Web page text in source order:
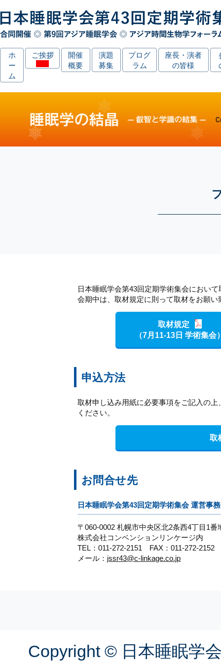
ホ
ー
ム
ご挨拶
開催
概要
演題
募集
プログ
ラム
座長・演者
の皆様
日本睡眠学会第43回定期学術集会におい
会期中は、取材規定に則って取材をお願い
取材規定
（7月11-13日 学術集会
申込方法
取材申し込み用紙に必要事項をご記入の上
ください。
取
お問合せ先
日本睡眠学会第43回定期学術集会 運営事
〒060-0002 札幌市中央区北2条西4丁目1番
株式会社コンベンションリンケージ内
TEL：011-272-2151 FAX：011-272-2152
メール： jssr43@c-linkage.co.jp
Copyright © 日本睡眠学